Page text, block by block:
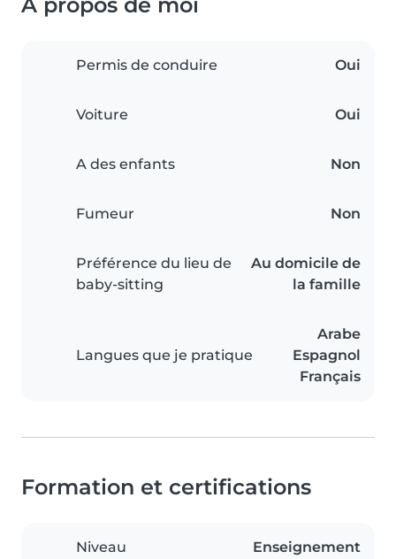
Permis de conduire Oui
Voiture Oui
A des enfants Non
Fumeur Non
Préférence du lieu de
baby-sitting
Au domicile de
la famille
Langues que je pratique
Arabe
Espagnol
Français
Formation et certifications
Niveau
Enseignement